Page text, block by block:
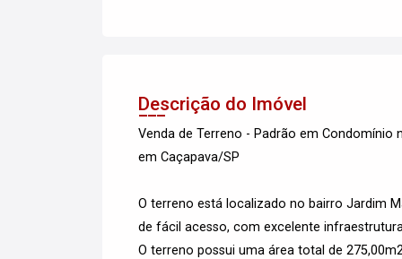
Descrição do Imóvel
Venda de Terreno - Padrão em Condomínio
em Caçapava/SP
O terreno está localizado no bairro Jardim
de fácil acesso, com excelente
O terreno possui uma área total de